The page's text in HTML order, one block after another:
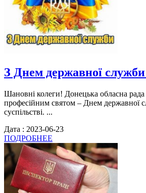
З Днем державної
Шановні колеги! Донецька обласна рада
професійним святом – Днем державної
суспільстві. ...
Дата : 2023-06-23
ПОДРОБНЕЕ